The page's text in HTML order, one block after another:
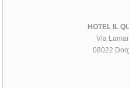
HOTEL IL
Via
08022